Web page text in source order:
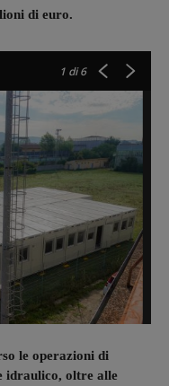
di euro.
1 di 6
le operazioni di
idraulico, oltre alle